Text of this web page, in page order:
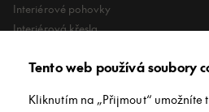
Interiérové pohovky
Interiérová křesla
Lehátka
Exteriérové pufy
Tento web používá soubory
Kliknutím na „Přijmout“ umožníte